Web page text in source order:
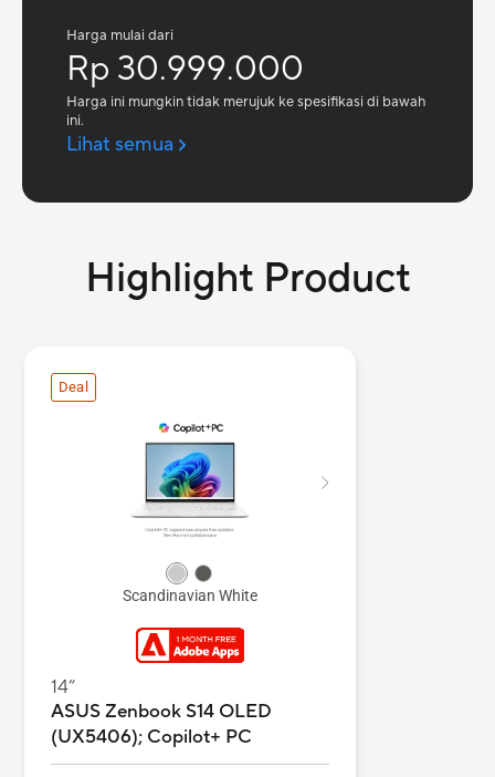
Harga mulai dari
Rp 30.999.000
Harga ini mungkin tidak merujuk ke spesifikasi di bawah
ini.
Lihat semua
Highlight Product
Deal
Scandinavian White
14”
ASUS Zenbook S14 OLED
(UX5406); Copilot+ PC